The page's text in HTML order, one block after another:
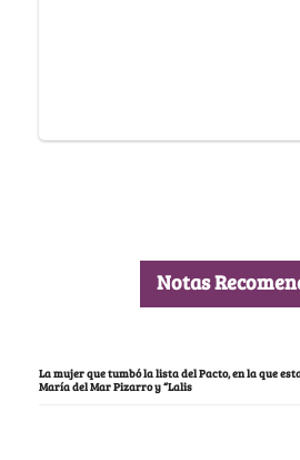
Notas
La mujer que tumbó la lista del Pacto, en la que
María del Mar Pizarro y “Lalis